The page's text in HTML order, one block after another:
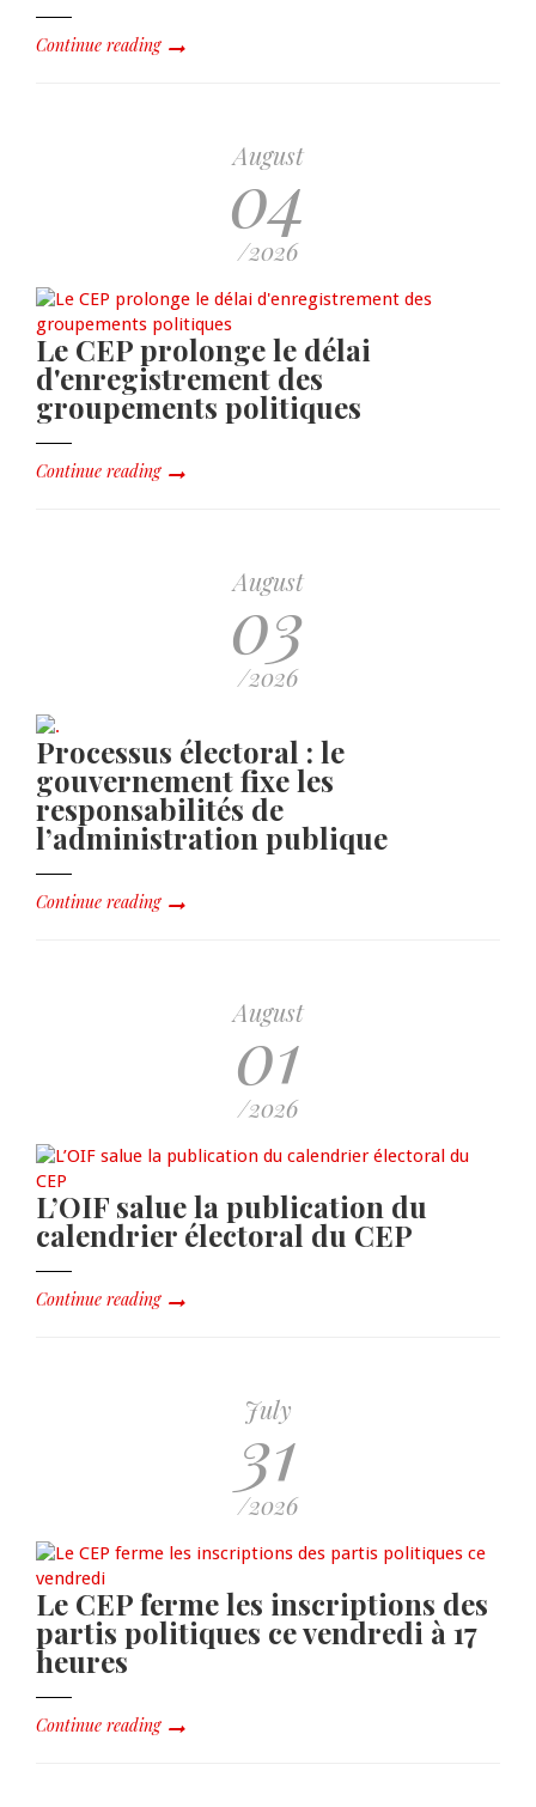
Continue reading
August
04
/2026
Le CEP prolonge le délai
d'enregistrement des
groupements politiques
Continue reading
August
03
/2026
Processus électoral : le
gouvernement fixe les
responsabilités de
l’administration publique
Continue reading
August
01
/2026
L’OIF salue la publication du
calendrier électoral du CEP
Continue reading
July
31
/2026
Le CEP ferme les inscriptions des
partis politiques ce vendredi à 17
heures
Continue reading